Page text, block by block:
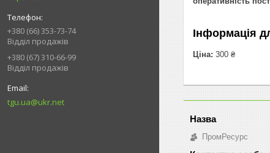
+380 (66) 353-73-74
Відділ продажів
+380 (67) 310-66-99
Відділ продажів
tgu.ua@ukr.net
Інформація
Ціна: 300 ₴
ПромРесурс